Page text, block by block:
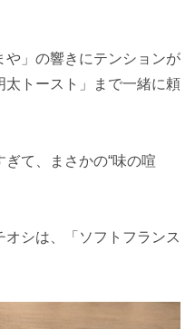
」の響きにテンションが
太トースト」まで一緒に頼
て、まさかの“味の喧
シは、「ソフトフランス